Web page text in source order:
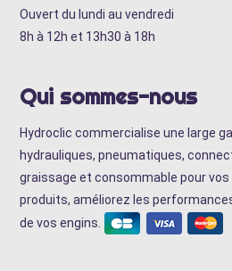
Ouvert du lundi au vendredi
8h à 12h et 13h30 à 18h
Qui sommes-nous
Hydroclic commercialise une large
hydrauliques, pneumatiques,
graissage et consommable pour vos
produits, améliorez les
de vos engins.